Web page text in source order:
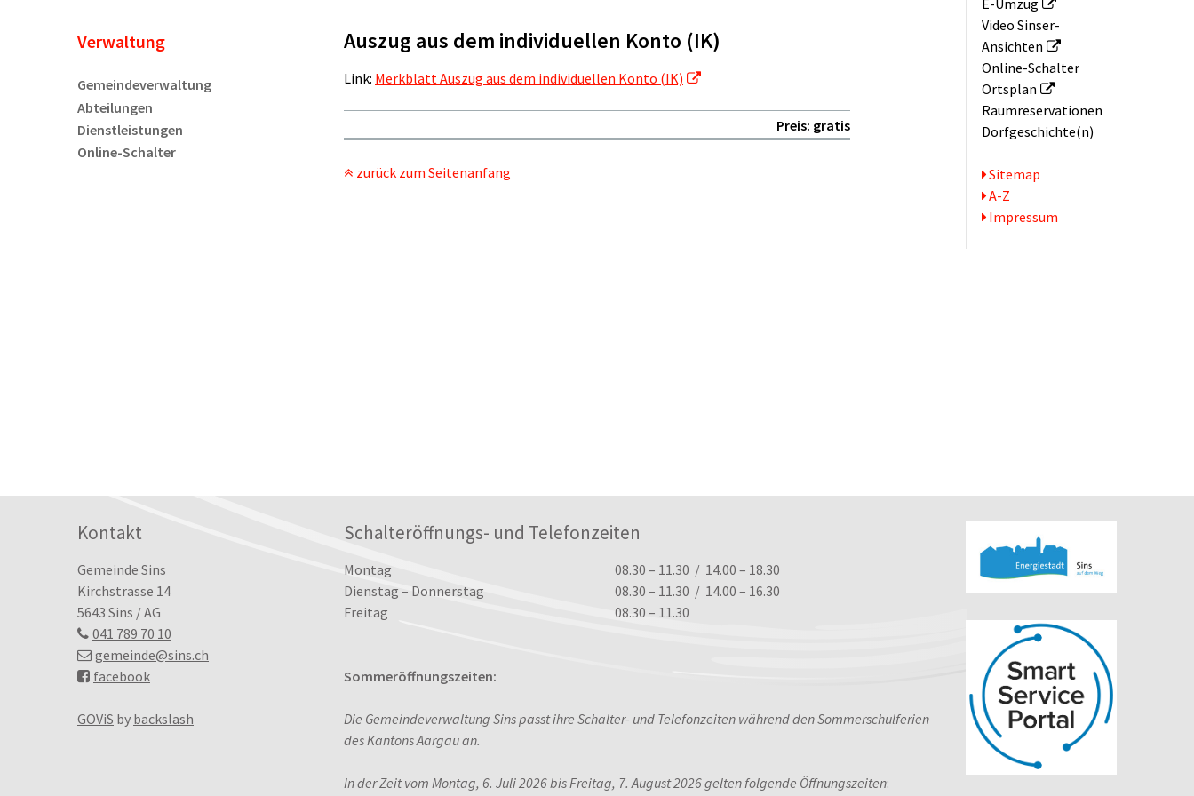
Video Sinser-
Ansichten
Online-Schalter
Ortsplan
Raum­reservationen
Dorfgeschichte(n)
Serviceseiten
Sitemap
A-Z
Impressum
Unternavigation
Verwaltung
Gemeindeverwaltung
Abteilungen
Dienstleistungen
Online-Schalter
Auszug aus dem individuellen Konto (IK)
Link: Merkblatt Auszug aus dem individuellen Konto (IK)
Preis: gratis
zurück zum Seitenanfang
Footer
Kontakt
Gemeinde Sins
Kirchstrasse 14
5643 Sins / AG
041 789 70 10
gemeinde@sins.ch
facebook
GOViS by backslash
Schalteröffnungs- und Telefonzeiten
TagÖffnungszeiten
Montag
08.30 – 11.30 / 14.00 – 18.30
Dienstag – Donnerstag
08.30 – 11.30 / 14.00 – 16.30
Freitag
08.30 – 11.30
Sommeröffnungszeiten:
Die Gemeindeverwaltung Sins passt ihre Schalter- und Telefonzeiten während den Sommerschulferien
des Kantons Aargau an.
In der Zeit vom Montag, 6. Juli 2026 bis Freitag, 7. August 2026 gelten folgende Öffnungszeiten: